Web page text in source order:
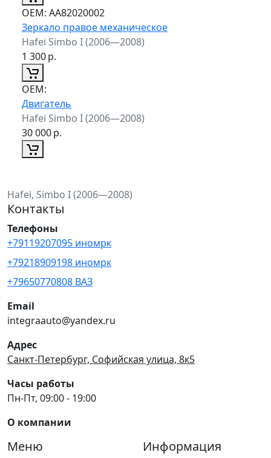
ОЕМ: AA82020002
Зеркало правое механическое
Hafei Simbo I (2006—2008)
1 300р.
ОЕМ:
Двигатель
Hafei Simbo I (2006—2008)
30 000р.
Hafei, Simbo I (2006—2008)
Контакты
Телефоны
+79119207095 иномрк
+79218909198 иномрк
+79650770808 ВАЗ
Email
integraauto@yandex.ru
Адрес
Санкт-Петербург, Софийская улица, 8к5
Часы работы
Пн-Пт, 09:00 - 19:00
О компании
Меню Информация